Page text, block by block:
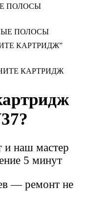
ПОЛОСЫ
КАРТРИДЖ”
и наш мастер
5 минут
— ремонт не